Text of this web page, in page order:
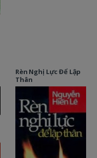
Rèn Nghị Lực Để Lập
Thân